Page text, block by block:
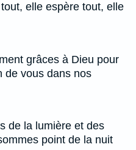
elle espère tout, elle
grâces à Dieu pour
de vous dans nos
de la lumière et des
point de la nuit